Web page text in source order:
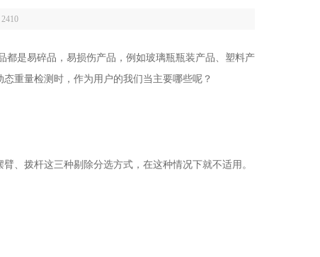
2410
是易碎品，易损伤产品，例如玻璃瓶瓶装产品、塑料产
重量检测时，作为用户的我们当主要哪些呢？
拨杆这三种剔除分选方式，在这种情况下就不适用。